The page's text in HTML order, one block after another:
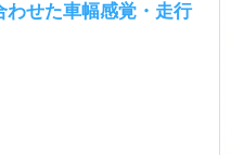
せた車幅感覚・走行